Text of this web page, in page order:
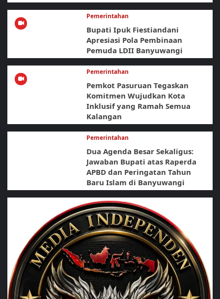
Pemerintahan
Bupati Ipuk Fiestiandani
Apresiasi Pola Pembinaan
Pemuda LDII Banyuwangi
Pemerintahan
Pemkot Pasuruan Tegaskan
Komitmen Wujudkan Kota
Inklusif yang Ramah Semua
Kalangan
Pemerintahan
Dua Agenda Besar Sekaligus:
Jawaban Bupati atas Raperda
APBD dan Peringatan Tahun
Baru Islam di Banyuwangi